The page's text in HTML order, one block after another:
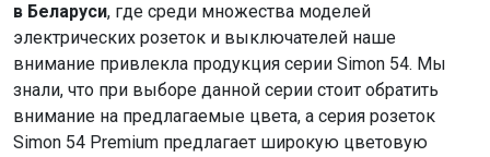
в Беларуси, где среди множества моделей
электрических розеток и выключателей наше
внимание привлекла продукция серии Simon 54. Мы
знали, что при выборе данной серии стоит обратить
внимание на предлагаемые цвета, а серия розеток
Simon 54 Premium предлагает широкую цветовую